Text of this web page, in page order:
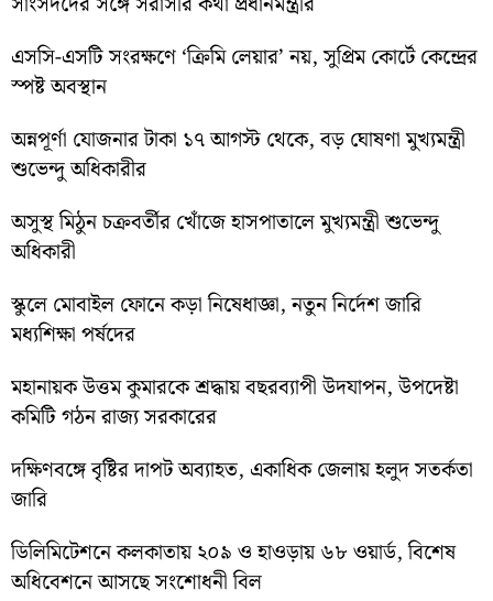
এসসি-এসটি সংরক্ষণে ‘ক্রিমি লেয়ার’ নয়, সুপ্রিম কোর্টে কেন্দ্রের
স্পষ্ট অবস্থান
অন্নপূর্ণা যোজনার টাকা ১৭ আগস্ট থেকে, বড় ঘোষণা মুখ্যমন্ত্রী
শুভেন্দু অধিকারীর
অসুস্থ মিঠুন চক্রবর্তীর খোঁজে হাসপাতালে মুখ্যমন্ত্রী শুভেন্দু
অধিকারী
স্কুলে মোবাইল ফোনে কড়া নিষেধাজ্ঞা, নতুন নির্দেশ জারি
মধ্যশিক্ষা পর্ষদের
মহানায়ক উত্তম কুমারকে শ্রদ্ধায় বছরব্যাপী উদযাপন, উপদেষ্টা
কমিটি গঠন রাজ্য সরকারের
দক্ষিণবঙ্গে বৃষ্টির দাপট অব্যাহত, একাধিক জেলায় হলুদ সতর্কতা
জারি
ডিলিমিটেশনে কলকাতায় ২০৯ ও হাওড়ায় ৬৮ ওয়ার্ড, বিশেষ
অধিবেশনে আসছে সংশোধনী বিল